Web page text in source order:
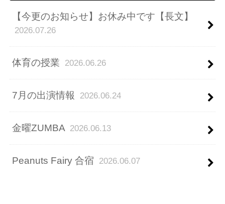
【今更のお知らせ】お休み中です【長文】
2026.07.26
体育の授業 2026.06.26
7月の出演情報 2026.06.24
金曜ZUMBA 2026.06.13
Peanuts Fairy 合宿 2026.06.07